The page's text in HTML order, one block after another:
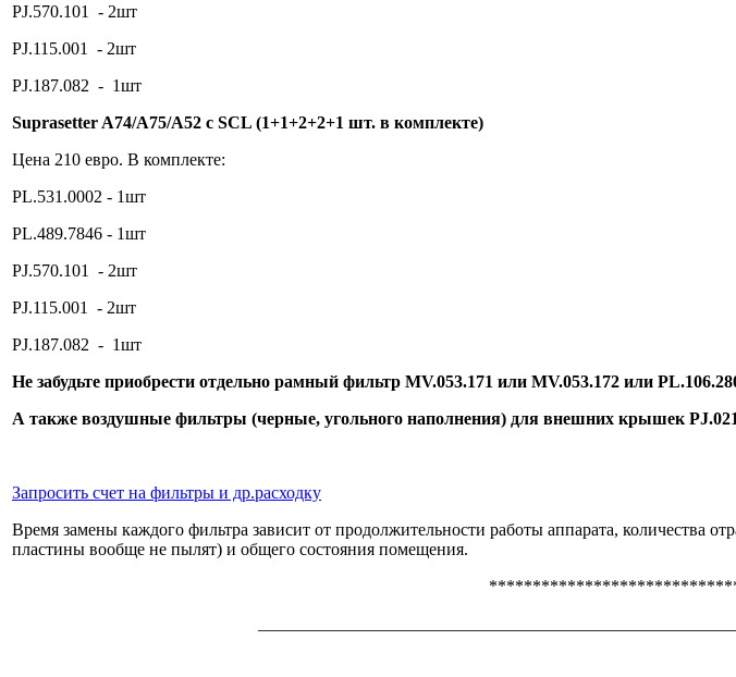
PJ.570.101 - 2шт
PJ.115.001 - 2шт
PJ.187.082 - 1шт
Suprasetter A74/A75/A52 с SCL (1+1+2+2+1 шт. в комплекте)
Цена 210 евро. В комплекте:
PL.531.0002 - 1шт
PL.489.7846 - 1шт
PJ.570.101 - 2шт
PJ.115.001 - 2шт
PJ.187.082 - 1шт
Не забудьте приобрести отдельно рамный фильтр MV.053.171 или MV.053.172 или
А также воздушные фильтры (черные, угольного наполнения) для внешних крышек
Запросить счет на фильтры и др.расходку
Время замены каждого фильтра зависит от продолжительности работы аппарата, количества
пластины вообще не пылят) и общего состояния помещения.